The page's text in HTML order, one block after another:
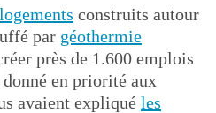
logements construits autour
par géothermie
près de 1.600 emplois
en priorité aux
avaient expliqué les